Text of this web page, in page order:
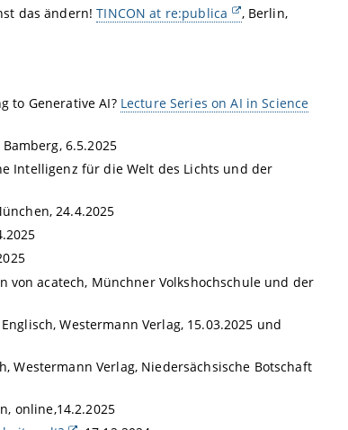
das ändern!TINCON at re:publica
, Berlin,
to Generative AI? Lecture Series on AI in Science
6.5.2025
Intelligenz für die Welt des Lichts und der
24.4.2025
vonacatech, Münchner Volkshochschule und der
Westermann Verlag, 15.03.2025 und
Westermann Verlag, Niedersächsische Botschaft
online,14.2.2025